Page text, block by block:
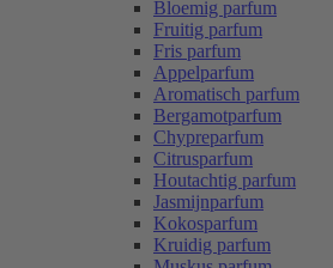
Bloemig parfum
Fruitig parfum
Fris parfum
Appelparfum
Aromatisch parfum
Bergamotparfum
Chypreparfum
Citrusparfum
Houtachtig parfum
Jasmijnparfum
Kokosparfum
Kruidig parfum